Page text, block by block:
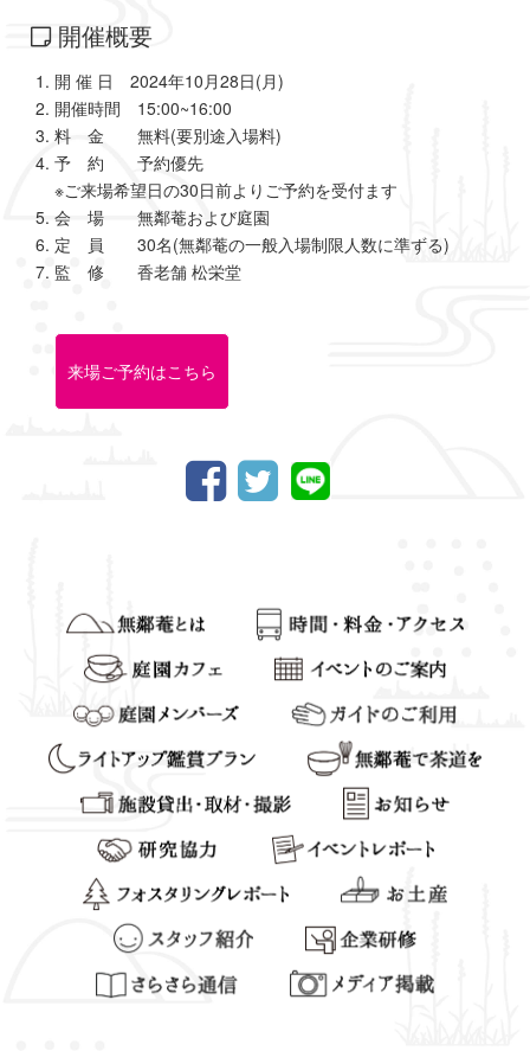
開催概要
開 催 日 2024年10月28日(月)
開催時間 15:00~16:00
料 金 無料(要別途入場料)
予 約 予約優先
※ご来場希望日の30日前よりご予約を受付ます
会 場 無鄰菴および庭園
定 員 30名(無鄰菴の一般入場制限人数に準ずる)
監 修 香老舗 松栄堂
来場ご予約はこちら